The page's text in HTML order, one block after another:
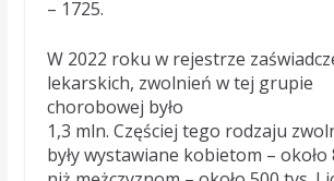
– 1725.
W 2022 roku w rejestrze
lekarskich, zwolnień w tej grupie
chorobowej było
1,3 mln. Częściej tego rodzaju
były wystawiane kobietom – około